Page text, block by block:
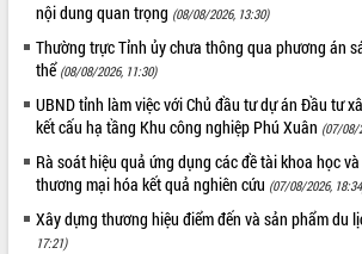
Hội thảo góp ý hồ sơ điều chỉnh quy
tầm nhìn đến năm 2050
Nâng cao hiệu quả hoạt động của các
doanh nghiệp nhà nước
Hội nghị triển khai kết nối mạng
truyền số liệu chuyên dùng phục vụ cơ
quan Đảng, Nhà nước
Lễ phát động chuỗi hoạt động chung
tay làm sạch môi trường
nội dung quan trọng (08/08/2026, 13:30)
Thường trực Tỉnh ủy chưa thông qua phương án
thể (08/08/2026, 11:30)
UBND tỉnh làm việc với Chủ đầu tư dự án Đầu tư
kết cấu hạ tầng Khu công nghiệp Phú Xuân (07/08/
Rà soát hiệu quả ứng dụng các đề tài khoa học
thương mại hóa kết quả nghiên cứu (07/08/2026,
Xây dựng thương hiệu điểm đến và sản phẩm du
17:21)